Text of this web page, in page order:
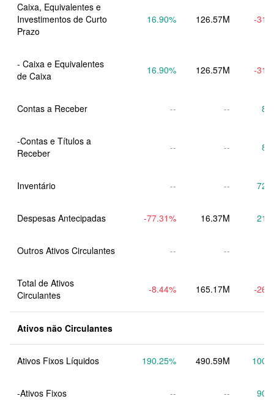
Caixa, Equivalentes e
Investimentos de Curto
Prazo
16.90% 126.57M -
- Caixa e Equivalentes
de Caixa
16.90% 126.57M -
Contas a Receber -- --
-Contas e Títulos a
Receber
-- --
Inventário -- --
Despesas Antecipadas -77.31% 16.37M
Outros Ativos Circulantes -- --
Total de Ativos
Circulantes
-8.44% 165.17M -
Ativos não Circulantes
Ativos Fixos Líquidos 190.25% 490.59M
-Ativos Fixos -- --